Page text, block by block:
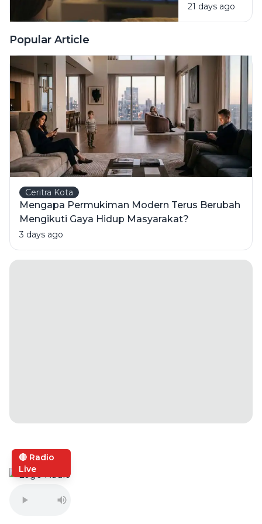
oleh
Masih
Senang
Animasi?
21 days ago
Popular Article
Ceritra Kota
Mengapa Permukiman Modern Terus Berubah
Mengikuti Gaya Hidup Masyarakat?
3 days ago
🔴 Radio
Live